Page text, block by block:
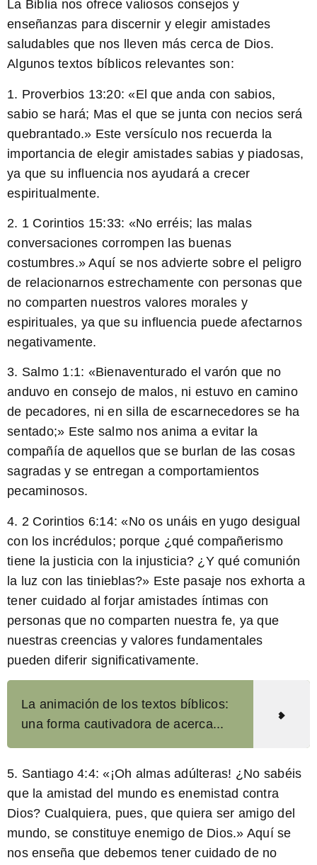
La Biblia nos ofrece valiosos consejos y
enseñanzas para discernir y elegir amistades
saludables que nos lleven más cerca de Dios.
Algunos textos bíblicos relevantes son:
1. Proverbios 13:20: «El que anda con sabios,
sabio se hará; Mas el que se junta con necios será
quebrantado.» Este versículo nos recuerda la
importancia de elegir amistades sabias y piadosas,
ya que su influencia nos ayudará a crecer
espiritualmente.
2. 1 Corintios 15:33: «No erréis; las malas
conversaciones corrompen las buenas
costumbres.» Aquí se nos advierte sobre el peligro
de relacionarnos estrechamente con personas que
no comparten nuestros valores morales y
espirituales, ya que su influencia puede afectarnos
negativamente.
3. Salmo 1:1: «Bienaventurado el varón que no
anduvo en consejo de malos, ni estuvo en camino
de pecadores, ni en silla de escarnecedores se ha
sentado;» Este salmo nos anima a evitar la
compañía de aquellos que se burlan de las cosas
sagradas y se entregan a comportamientos
pecaminosos.
4. 2 Corintios 6:14: «No os unáis en yugo desigual
con los incrédulos; porque ¿qué compañerismo
tiene la justicia con la injusticia? ¿Y qué comunión
la luz con las tinieblas?» Este pasaje nos exhorta a
tener cuidado al forjar amistades íntimas con
personas que no comparten nuestra fe, ya que
nuestras creencias y valores fundamentales
pueden diferir significativamente.
La animación de los textos bíblicos:
una forma cautivadora de acerca...
5. Santiago 4:4: «¡Oh almas adúlteras! ¿No sabéis
que la amistad del mundo es enemistad contra
Dios? Cualquiera, pues, que quiera ser amigo del
mundo, se constituye enemigo de Dios.» Aquí se
nos enseña que debemos tener cuidado de no